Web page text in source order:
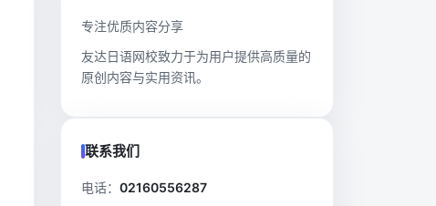
专注优质内容分享
友达日语网校致力于为用户提供高质量的
原创内容与实用资讯。
联系我们
电话： 02160556287